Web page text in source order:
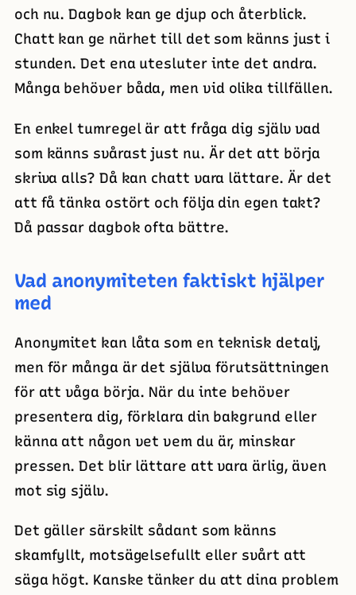
och nu. Dagbok kan ge djup och återblick.
Chatt kan ge närhet till det som känns just i
stunden. Det ena utesluter inte det andra.
Många behöver båda, men vid olika tillfällen.
En enkel tumregel är att fråga dig själv vad
som känns svårast just nu. Är det att börja
skriva alls? Då kan chatt vara lättare. Är det
att få tänka ostört och följa din egen takt?
Då passar dagbok ofta bättre.
Vad anonymiteten faktiskt hjälper
med
Anonymitet kan låta som en teknisk detalj,
men för många är det själva förutsättningen
för att våga börja. När du inte behöver
presentera dig, förklara din bakgrund eller
känna att någon vet vem du är, minskar
pressen. Det blir lättare att vara ärlig, även
mot sig själv.
Det gäller särskilt sådant som känns
skamfyllt, motsägelsefullt eller svårt att
säga högt. Kanske tänker du att dina problem